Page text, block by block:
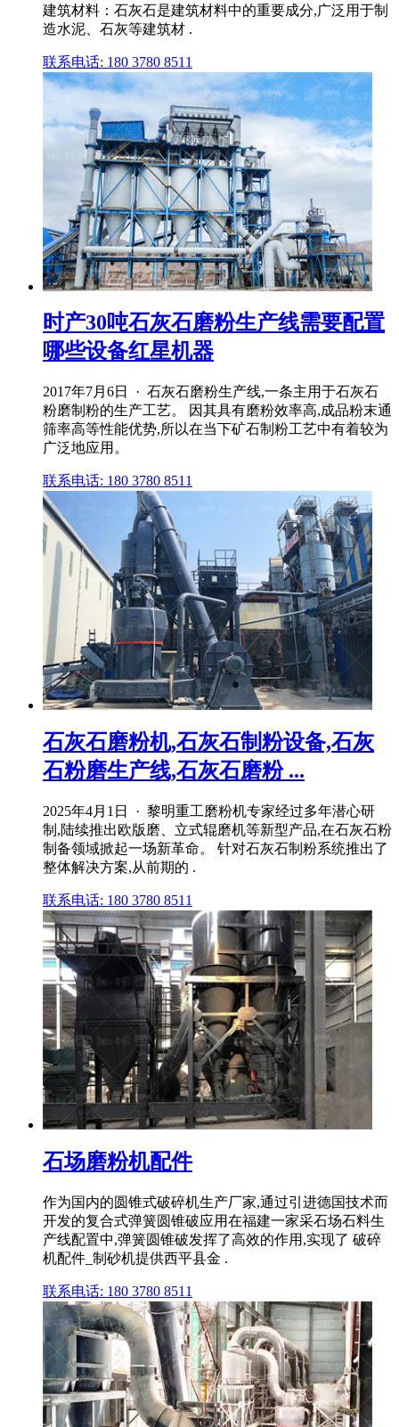
建筑材料：石灰石是建筑材料中的重要成分,广泛用于制
造水泥、石灰等建筑材 .
联系电话: 180 3780 8511
时产30吨石灰石磨粉生产线需要配置
哪些设备红星机器
2017年7月6日 · 石灰石磨粉生产线,一条主用于石灰石
粉磨制粉的生产工艺。 因其具有磨粉效率高,成品粉末通
筛率高等性能优势,所以在当下矿石制粉工艺中有着较为
广泛地应用。
联系电话: 180 3780 8511
石灰石磨粉机,石灰石制粉设备,石灰
石粉磨生产线,石灰石磨粉 ...
2025年4月1日 · 黎明重工磨粉机专家经过多年潜心研
制,陆续推出欧版磨、立式辊磨机等新型产品,在石灰石粉
制备领域掀起一场新革命。 针对石灰石制粉系统推出了
整体解决方案,从前期的 .
联系电话: 180 3780 8511
石场磨粉机配件
作为国内的圆锥式破碎机生产厂家,通过引进德国技术而
开发的复合式弹簧圆锥破应用在福建一家采石场石料生
产线配置中,弹簧圆锥破发挥了高效的作用,实现了 破碎
机配件_制砂机提供西平县金 .
联系电话: 180 3780 8511